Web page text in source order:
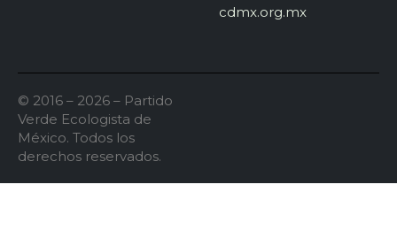
cdmx.org.mx
© 2016 – 2026 – Partido
Verde Ecologista de
México. Todos los
derechos reservados.